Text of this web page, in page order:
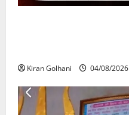
Kiran Golhani 04/08/2026